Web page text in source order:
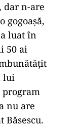
dar n-are
gogoașă,
luat în
50 ai
lui
program
nu are
Băsescu.